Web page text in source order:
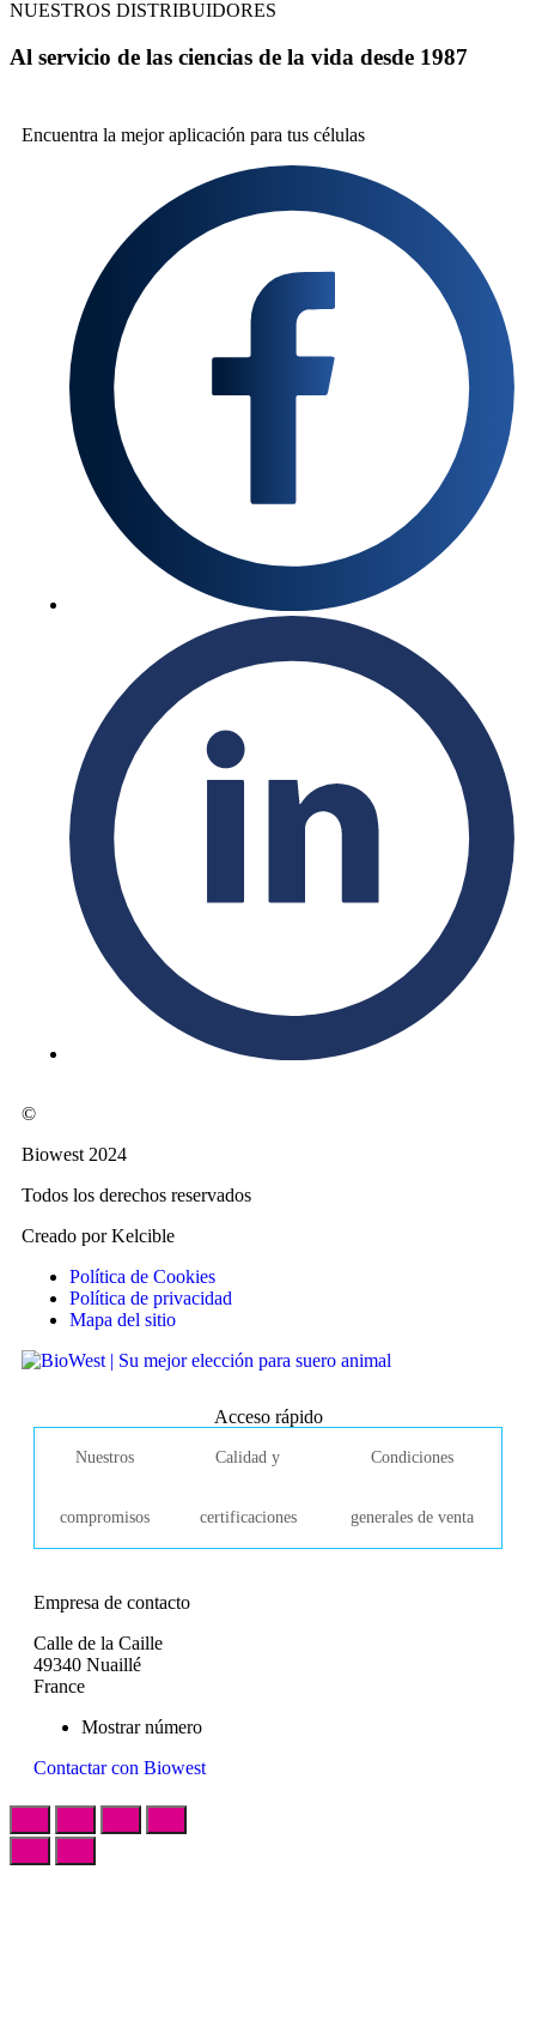
NUESTROS DISTRIBUIDORES
Al servicio de las ciencias de la vida desde 1987
Encuentra la mejoraplicación para tus células
©
Biowest 2024
Todos los derechos reservados
Creado por Kelcible
Política de Cookies
Política de privacidad
Mapa del sitio
Acceso rápido
Nuestros
compromisos
Calidad y
certificaciones
Condiciones
generales de venta
Empresa de contacto
Calle de la Caille
49340 Nuaillé
France
Mostrar número
Contactar con Biowest